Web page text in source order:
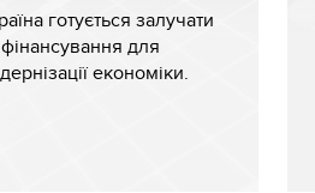
готується залучати
для
економіки.